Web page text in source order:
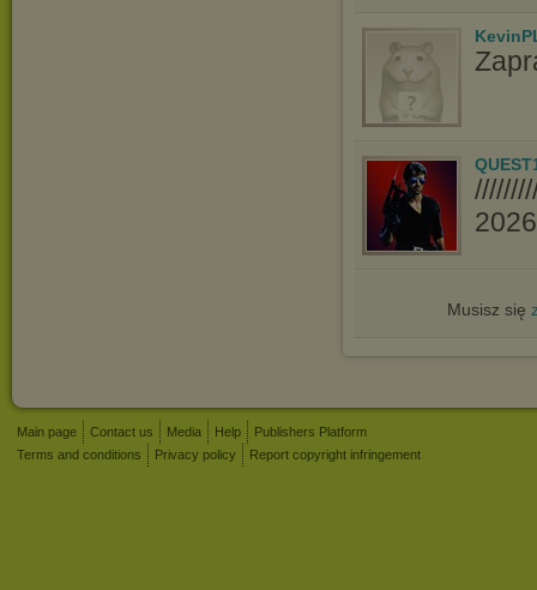
Musisz się
Main page Contact us Media Help
Publishers Platform
Terms and conditions
Privacy policy Report copyright infringement